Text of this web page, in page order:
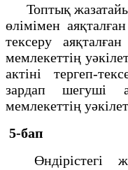
Топтық
өлімімен
тексеру
мемлекеттің
актіні тергеп-
зардап шегуші
мемлекеттің
5-бап
Өндірістегі